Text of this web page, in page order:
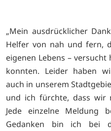
„Mein ausdrücklicher
Helfer von nah und fern,
eigenen Lebens –
konnten. Leider haben
auch in unserem
und ich fürchte, dass wir
Jede einzelne Meldung
Gedanken bin ich bei